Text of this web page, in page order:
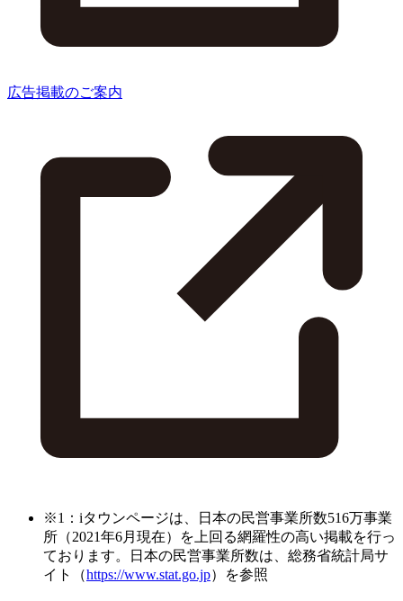
広告掲載のご案内
※1：iタウンページは、日本の民営事業所数516万事業
所（2021年6月現在）を上回る網羅性の高い掲載を行っ
ております。日本の民営事業所数は、総務省統計局サ
イト（https://www.stat.go.jp）を参照